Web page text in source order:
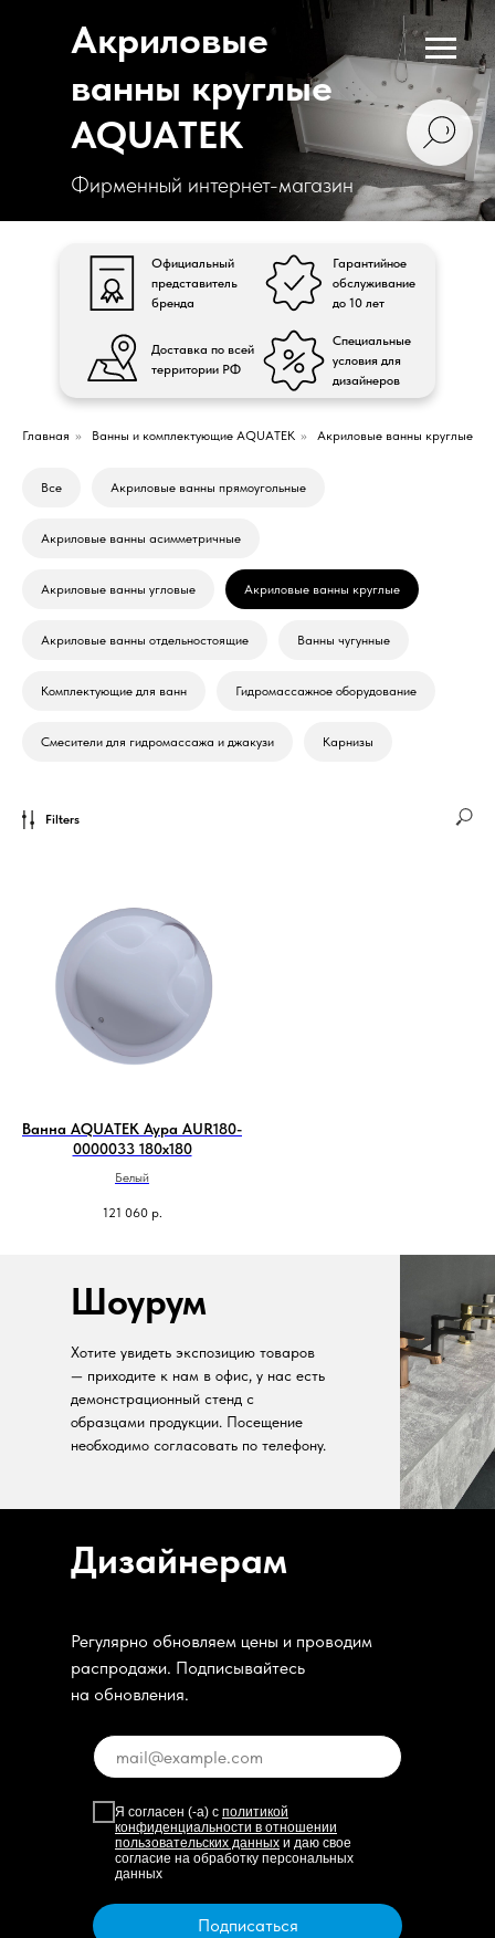
Акриловые
ванны круглые
AQUATEK
Фирменный интернет-магазин
Официальный
представитель
бренда
Доставка по всей
территории РФ
Гарантийное
обслуживание
до 10 лет
Специальные
условия для
дизайнеров
Главная » Ванны и комплектующие AQUATEK » Акриловые ванны круглые
Все Акриловые ванны прямоугольные
Акриловые ванны асимметричные
Акриловые ванны угловые Акриловые ванны круглые
Акриловые ванны отдельностоящие Ванны чугунные
Комплектующие для ванн Гидромассажное оборудование
Смесители для гидромассажа и джакузи Карнизы
Filters
Ванна AQUATEK Аура AUR180-
0000033 180х180
Белый
121 060 р.
Шоурум
Хотите увидеть экспозицию товаров
— приходите к нам в офис, у нас есть
демонстрационный стенд с
образцами продукции. Посещение
необходимо согласовать по телефону.
Дизайнерам
Регулярно обновляем цены и проводим
распродажи. Подписывайтесь
на обновления.
Я согласен (-а) с политикой
конфиденциальности в отношении
пользовательских данных и даю свое
согласие на обработку персональных
данных
Подписаться